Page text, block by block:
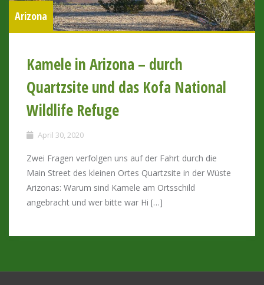
Arizona
Kamele in Arizona – durch
Quartzsite und das Kofa National
Wildlife Refuge
April 30, 2020
Zwei Fragen verfolgen uns auf der Fahrt durch die
Main Street des kleinen Ortes Quartzsite in der Wüste
Arizonas: Warum sind Kamele am Ortsschild
angebracht und wer bitte war Hi […]